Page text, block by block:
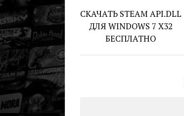
СКАЧАТЬ STEAM API.DLL
ДЛЯ WINDOWS 7 X32
БЕСПЛАТНО